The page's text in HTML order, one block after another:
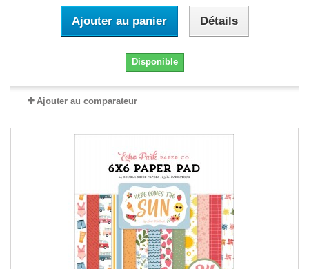
Ajouter au panier Détails
Disponible
Ajouter au comparateur